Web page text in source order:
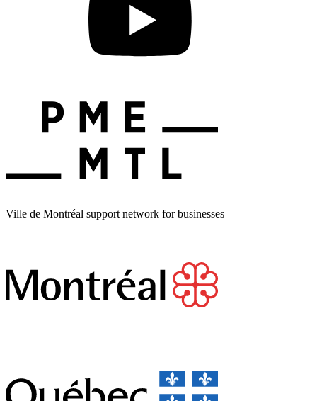
Ville de Montréal support network for businesses